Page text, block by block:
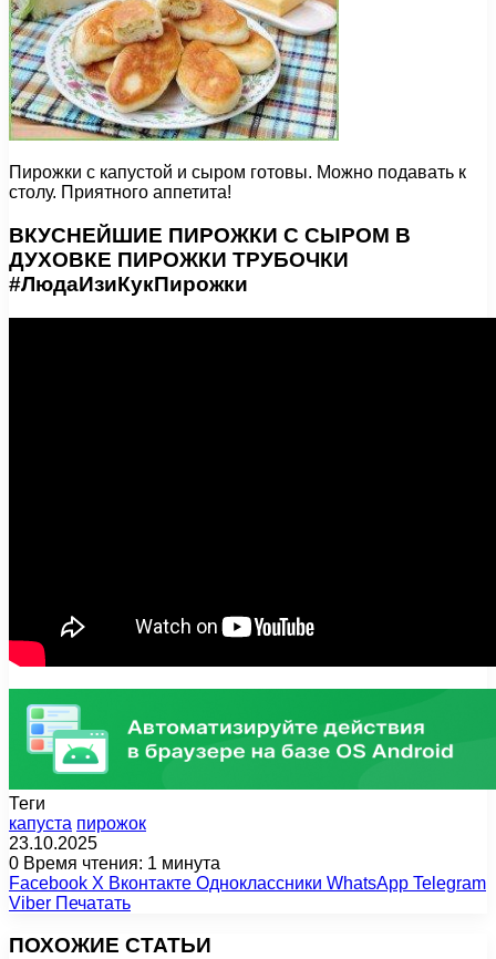
Пирожки с капустой и сыром готовы. Можно подавать к
столу. Приятного аппетита!
ВКУСНЕЙШИЕ ПИРОЖКИ С СЫРОМ В
ДУХОВКЕ ПИРОЖКИ ТРУБОЧКИ
#ЛюдаИзиКукПирожки
Теги
капуста пирожок
23.10.2025
0 Время чтения: 1 минута
Facebook X Вконтакте Одноклассники WhatsApp Telegram
Viber Печатать
ПОХОЖИЕ СТАТЬИ